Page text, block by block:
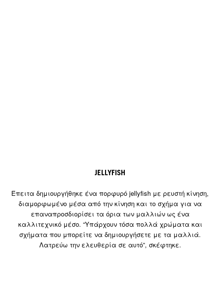
JELLYFISH
Έπειτα δημιουργήθηκε ένα πορφυρό jellyfish με ρευστή κίνηση,
διαμορφωμένο μέσα από την κίνηση και το σχήμα για να
επαναπροσδιορίσει τα όρια των μαλλιών ως ένα
καλλιτεχνικό μέσο. “Υπάρχουν τόσα πολλά χρώματα και
σχήματα που μπορείτε να δημιουργήσετε με τα μαλλιά.
Λατρεύω την ελευθερία σε αυτό”, σκέφτηκε.